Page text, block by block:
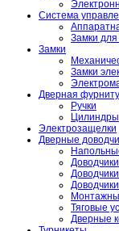
Система
Замки для
Замки
Замки
Дверная
Ручки
Цилиндры
Электрозащелки
Дверные
Тяговые
Дверные